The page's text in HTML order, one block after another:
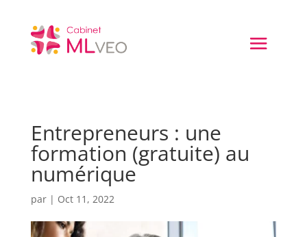
Entrepreneurs : une
formation (gratuite) au
numérique
par | Oct 11, 2022